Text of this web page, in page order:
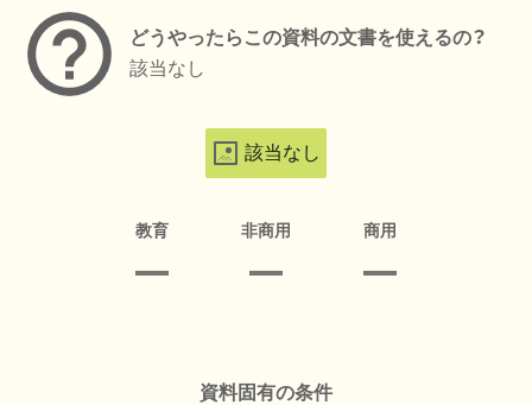
どうやったらこの資料の文書を使えるの？
該当なし
該当なし
教育 非商用 商用
資料固有の条件